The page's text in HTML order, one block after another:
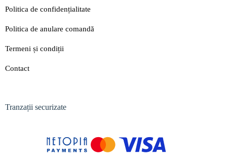
Politica de confidențialitate
Politica de anulare comandă
Termeni și condiții
Contact
Tranzații securizate